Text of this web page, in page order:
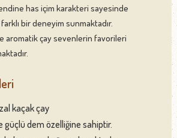
has içim karakteri sayesinde
bir deneyim sunmaktadır.
aromatik çay sevenlerin favorileri
kaçak çay
güçlü dem özelliğine sahiptir.